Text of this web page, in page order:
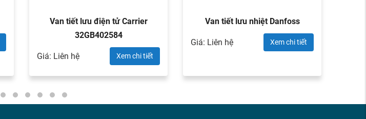
Van tiết lưu điện tử Carrier
32GB402584
Giá: Liên hệ Xem chi tiết
Van tiết lưu nhiệt Danfoss
Giá: Liên hệ Xem chi tiết